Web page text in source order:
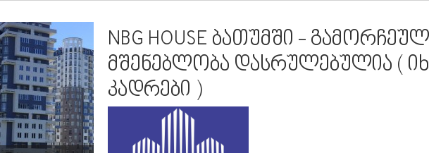
NBG HOUSE ბათუმში -
მშენებლობა დასრულებულია (
კადრები )